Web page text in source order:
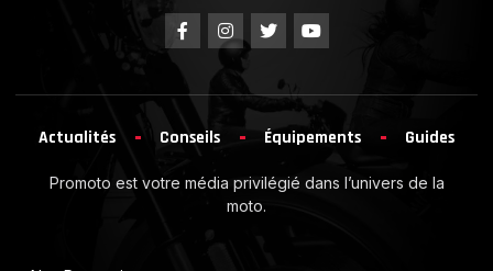
Actualités Conseils Équipements Guides
Promoto est votre média privilégié dans l’univers de la
moto.